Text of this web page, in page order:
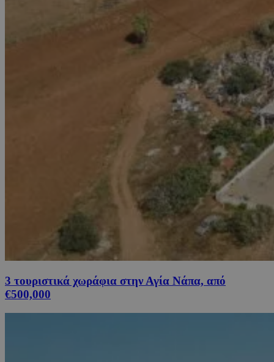
3 τουριστικά χωράφια στην Αγία Νάπα, από
€500,000